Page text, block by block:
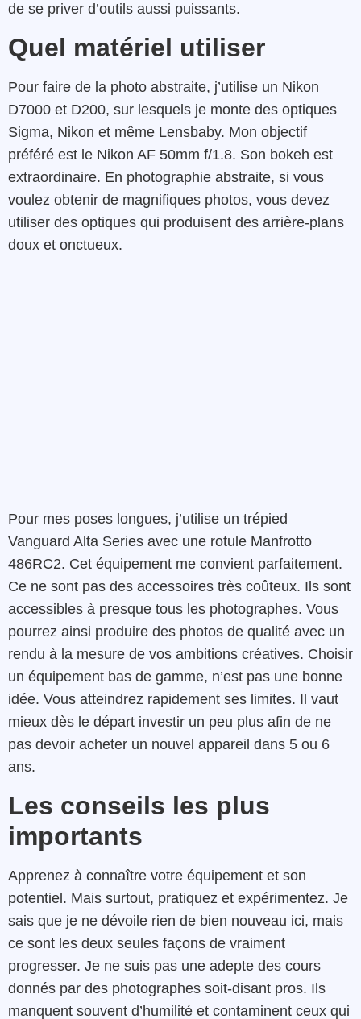
de se priver d’outils aussi puissants.
Quel matériel utiliser
Pour faire de la photo abstraite, j’utilise un Nikon
D7000 et D200, sur lesquels je monte des optiques
Sigma, Nikon et même Lensbaby. Mon objectif
préféré est le Nikon AF 50mm f/1.8. Son bokeh est
extraordinaire. En photographie abstraite, si vous
voulez obtenir de magnifiques photos, vous devez
utiliser des optiques qui produisent des arrière-plans
doux et onctueux.
Pour mes poses longues, j’utilise un trépied
Vanguard Alta Series avec une rotule Manfrotto
486RC2. Cet équipement me convient parfaitement.
Ce ne sont pas des accessoires très coûteux. Ils sont
accessibles à presque tous les photographes. Vous
pourrez ainsi produire des photos de qualité avec un
rendu à la mesure de vos ambitions créatives. Choisir
un équipement bas de gamme, n’est pas une bonne
idée. Vous atteindrez rapidement ses limites. Il vaut
mieux dès le départ investir un peu plus afin de ne
pas devoir acheter un nouvel appareil dans 5 ou 6
ans.
Les conseils les plus
importants
Apprenez à connaître votre équipement et son
potentiel. Mais surtout, pratiquez et expérimentez. Je
sais que je ne dévoile rien de bien nouveau ici, mais
ce sont les deux seules façons de vraiment
progresser. Je ne suis pas une adepte des cours
donnés par des photographes soit-disant pros. Ils
manquent souvent d’humilité et contaminent ceux qui